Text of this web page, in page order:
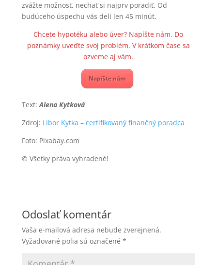
zvážte možnosť, nechať si najprv poradiť. Od
budúceho úspechu vás delí len 45 minút.
Chcete hypotéku alebo úver? Napíšte nám. Do
poznámky uveďte svoj problém. V krátkom čase sa
ozveme aj vám.
Napíšte nám
Text:Alena Kytková
Zdroj: Libor Kytka – certifikovaný finančný poradca
Foto: Pixabay.com
© Všetky práva vyhradené!
Odoslať komentár
Vaša e-mailová adresa nebude zverejnená.
Vyžadované polia sú označené *